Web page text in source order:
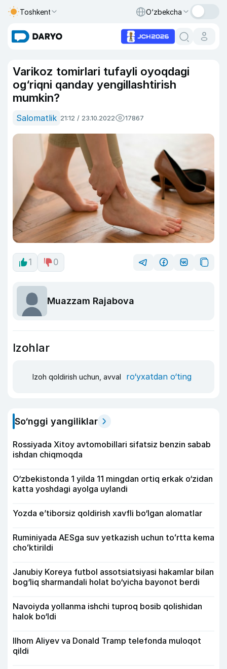
Toshkent O‘zbekcha
Varikoz tomirlari tufayli oyoqdagi
og‘riqni qanday yengillashtirish
mumkin?
Salomatlik 21:12 / 23.10.2022 17867
1 0
Muazzam Rajabova
Izohlar
Izoh qoldirish uchun, avval ro‘yxatdan o‘ting
So‘nggi yangiliklar
Rossiyada Xitoy avtomobillari sifatsiz benzin sabab
ishdan chiqmoqda
O‘zbekistonda 1 yilda 11 mingdan ortiq erkak o‘zidan
katta yoshdagi ayolga uylandi
Yozda e’tiborsiz qoldirish xavfli bo‘lgan alomatlar
Ruminiyada AESga suv yetkazish uchun toʻrtta kema
choʻktirildi
Janubiy Koreya futbol assotsiatsiyasi hakamlar bilan
bog‘liq sharmandali holat bo‘yicha bayonot berdi
Navoiyda yollanma ishchi tuproq bosib qolishidan
halok bo‘ldi
Ilhom Aliyev va Donald Tramp telefonda muloqot
qildi